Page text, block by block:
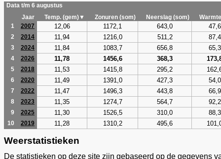
Data t/m 6 augustus
Jaar
Temp. (gem)▼ Zonuren (som) Neerslag (som)
1
2007 12,06 1172,1 643,0 47,6
2 2014 11,94 1216,0 511,2 87,4
3 2024 11,84 1083,7 656,8 65,3
4 2026 11,78 1456,6 368,3
5 2018 11,53 1415,8 295,2
6 2020 11,49 1391,0 427,3 54,0
7 2022 11,47 1496,3 443,8 66,9
8 2023 11,35 1274,7 564,7 92,2
9 2025 11,30 1526,5 310,0 88,3
10 2019 11,28 1310,2 495,6
Weerstatistieken
De statistieken op deze site zijn gebaseerd op de gegevens